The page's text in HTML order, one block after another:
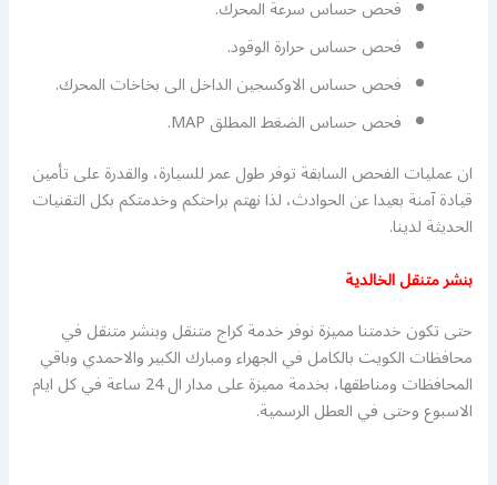
فحص حساس سرعة المحرك.
فحص حساس حرارة الوقود.
فحص حساس الاوكسجين الداخل الى بخاخات المحرك.
فحص حساس الضغط المطلق MAP.
ان عمليات الفحص السابقة توفر طول عمر للسيارة، والقدرة على تأمين
قيادة آمنة بعيدا عن الحوادث، لذا نهتم براحتكم وخدمتكم بكل التقنيات
الحديثة لدينا.
بنشر متنقل الخالدية
حتى تكون خدمتنا مميزة نوفر خدمة كراج متنقل وبنشر متنقل في
محافظات الكويت بالكامل في الجهراء ومبارك الكبير والاحمدي وباقي
المحافظات ومناطقها، بخدمة مميزة على مدار ال 24 ساعة في كل ايام
الاسبوع وحتى في العطل الرسمية.